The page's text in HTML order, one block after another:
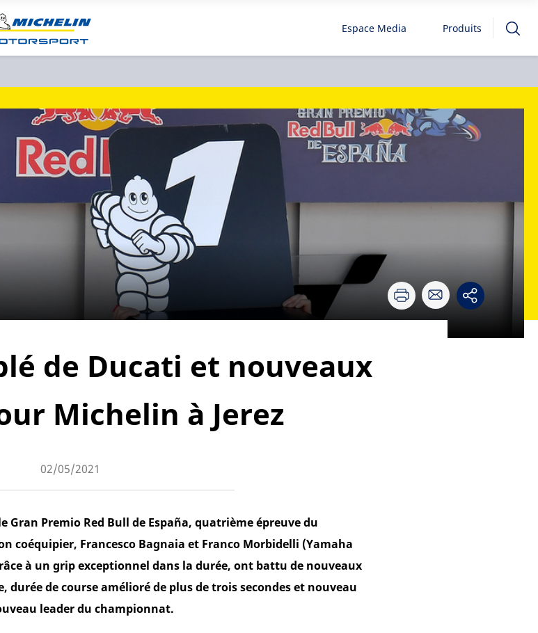
Espace Media Produits
de Ducati et nouveaux
Michelin à Jerez
02/05/2021
Gran Premio Red Bull de España, quatrième épreuve du
coéquipier, Francesco Bagnaia et Franco Morbidelli (Yamaha
à un grip exceptionnel dans la durée, ont battu de nouveaux
durée de course amélioré de plus de trois secondes et nouveau
leader du championnat.